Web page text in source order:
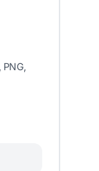
PNG,